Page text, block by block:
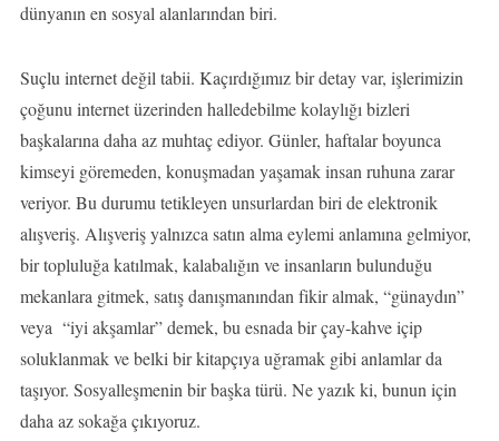
dünyanın en sosyal alanlarından biri.
Suçlu internet değil tabii. Kaçırdığımız bir detay var, işlerimizin
çoğunu internet üzerinden halledebilme kolaylığı bizleri
başkalarına daha az muhtaç ediyor. Günler, haftalar boyunca
kimseyi göremeden, konuşmadan yaşamak insan ruhuna zarar
veriyor. Bu durumu tetikleyen unsurlardan biri de elektronik
alışveriş. Alışveriş yalnızca satın alma eylemi anlamına gelmiyor,
bir topluluğa katılmak, kalabalığın ve insanların bulunduğu
mekanlara gitmek, satış danışmanından fikir almak, “günaydın”
veya “iyi akşamlar” demek, bu esnada bir çay-kahve içip
soluklanmak ve belki bir kitapçıya uğramak gibi anlamlar da
taşıyor. Sosyalleşmenin bir başka türü. Ne yazık ki, bunun için
daha az sokağa çıkıyoruz.